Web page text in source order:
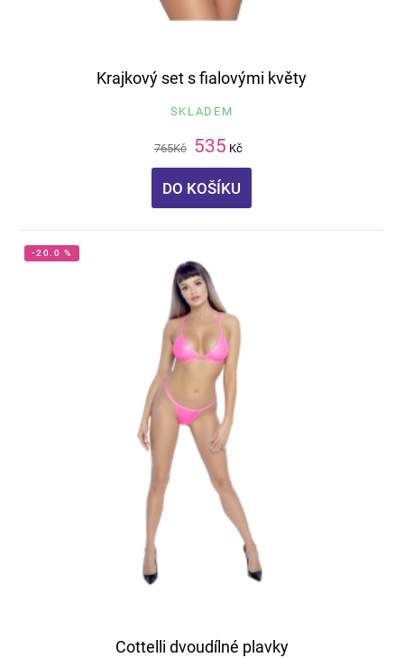
Krajkový set s fialovými květy
SKLADEM
765Kč 535 Kč
DO KOŠÍKU
-20.0 %
Cottelli dvoudílné plavky